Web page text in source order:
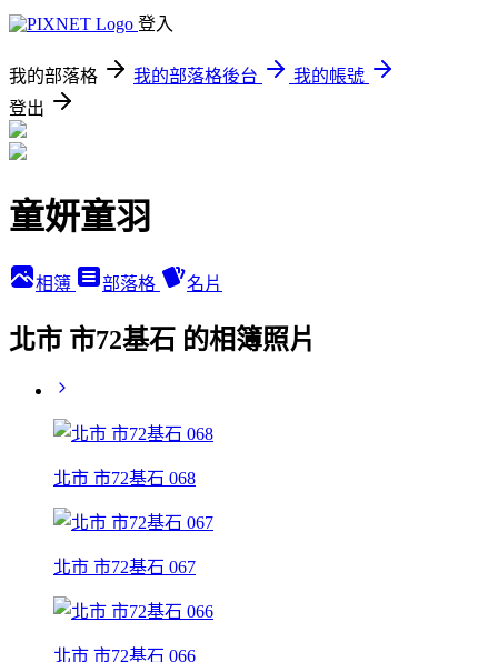
登入
我的部落格 我的部落格後台
我的帳號
登出
童妍童羽
相簿 部落格 名片
北市 市72基石 的相簿照片
北市 市72基石 068
北市 市72基石 067
北市 市72基石 066